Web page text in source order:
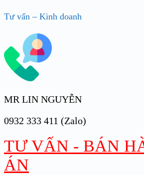
Tư vấn – Kinh doanh
MR LIN NGUYỄN
0932 333 411 (Zalo)
TƯ VẤN - BÁN
ÁN